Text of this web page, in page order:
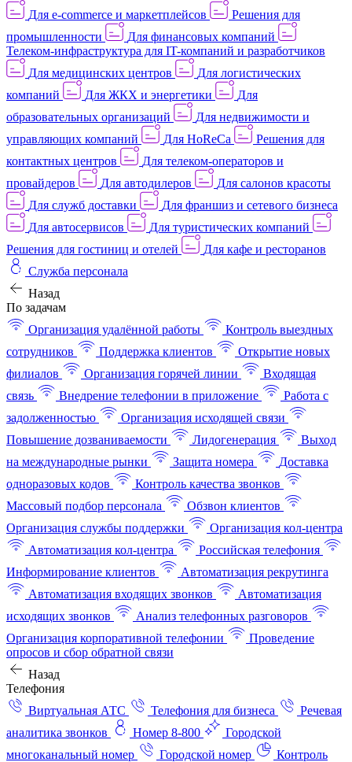
Для e-commerce и маркетплейсов
Решения для
промышленности
Для финансовых компаний
Телеком-инфраструктура для IT-компаний и разработчиков
Для медицинских центров
Для логистических
компаний
Для ЖКХ и энергетики
Для
образовательных организаций
Для недвижимости и
управляющих компаний
Для HoReCa
Решения для
контактных центров
Для телеком-операторов и
провайдеров
Для автодилеров
Для салонов красоты
Для служб доставки
Для франшиз и сетевого бизнеса
Для автосервисов
Для туристических компаний
Решения для гостиниц и отелей
Для кафе и ресторанов
Служба персонала
Назад
По задачам
Организация удалённой работы
Контроль выездных
сотрудников
Поддержка клиентов
Открытие новых
филиалов
Организация горячей линии
Входящая
связь
Внедрение телефонии в приложение
Работа с
задолженностью
Организация исходящей связи
Повышение дозваниваемости
Лидогенерация
Выход
на международные рынки
Защита номера
Доставка
одноразовых кодов
Контроль качества звонков
Массовый подбор персонала
Обзвон клиентов
Организация службы поддержки
Организация кол-центра
Автоматизация кол-центра
Российская телефония
Информирование клиентов
Автоматизация рекрутинга
Автоматизация входящих звонков
Автоматизация
исходящих звонков
Анализ телефонных разговоров
Организация корпоративной телефонии
Проведение
опросов и сбор обратной связи
Назад
Телефония
Виртуальная АТС
Телефония для бизнеса
Речевая
аналитика звонков
Номер 8-800
Городской
многоканальный номер
Городской номер
Контроль